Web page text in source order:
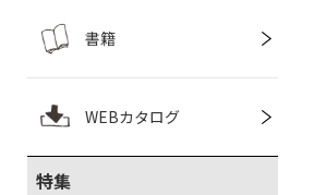
書籍
WEBカタログ
特集